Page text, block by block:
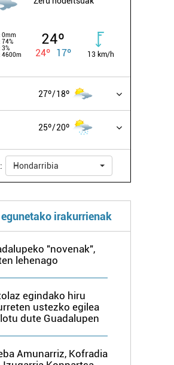
0mm
74%
3%
4600m
24º
24º 17º 13 km/h
27º 18º
25º 20º
Hondarribia
irakurrienak
"novenak",
lehenago
egindako hiru
ustezko egilea
dute Guadalupen
Amunarriz, Kofradia